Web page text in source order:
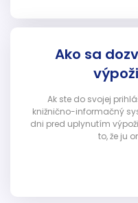
Ako sa
Ak ste do svojej
knižnično-informačný
dni pred uplynutím
to, že ju